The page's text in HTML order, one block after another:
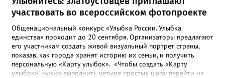
участвовать во всероссийском фотопроекте
Общенациональный конкурс «Улыбка России. Улыбка
единства» проходит до 20 сентября. Организаторы предлагают
его участникам создать живой визуальный портрет страны,
показав, как города хранят историю их семьи, и получить
персональную «Карту улыбок». «Чтобы создать «Карту
улыбок», нужно выполнить четыре простых шага: перейти на